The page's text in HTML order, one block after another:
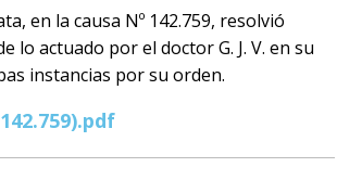
en la causa Nº 142.759, resolvió
lo actuado por el doctor G. J. V. en su
instancias por su orden.